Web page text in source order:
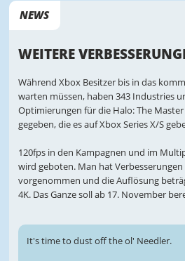
NEWS
WEITERE
Während Xbox Besitzer bis in das
warten müssen, haben 343 Industries
Optimierungen für die Halo: The
gegeben, die es auf Xbox Series X/S
120fps in den Kampagnen und im
wird geboten. Man hat Verbesserungen
vorgenommen und die Auflösung
4K. Das Ganze soll ab 17. November
It's time to dust off the ol' Needler.